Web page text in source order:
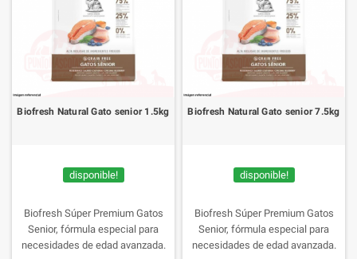
Biofresh Natural Gato senior 1.5kg
disponible!
Biofresh Súper Premium Gatos
Senior, fórmula especial para
necesidades de edad avanzada.
Biofresh Natural Gato senior 7.5kg
disponible!
Biofresh Súper Premium Gatos
Senior, fórmula especial para
necesidades de edad avanzada.